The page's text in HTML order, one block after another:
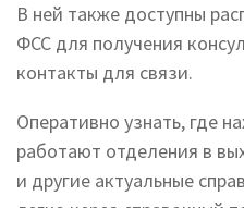
В ней также доступны
ФСС для получения
контакты для связи.
Оперативно узнать, где
работают отделения в
и другие актуальные